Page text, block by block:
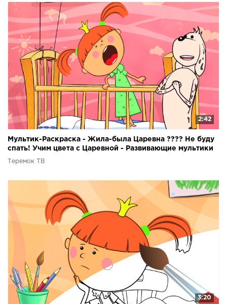
2:42
Мультик-Раскраска - Жила-была Царевна ???? Не буду
спать! Учим цвета с Царевной - Развивающие мультики
Теремок ТВ
3:20